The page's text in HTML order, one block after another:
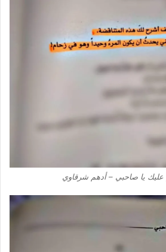
عليك يا صاحبي – أدهم شرقاوي